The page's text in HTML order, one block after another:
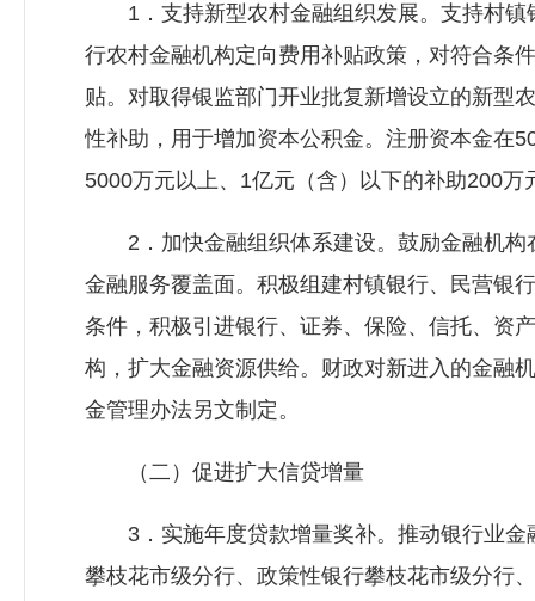
1．支持新型农村金融组织发展。支持村镇
行农村金融机构定向费用补贴政策，对符合条
贴。对取得银监部门开业批复新增设立的新型
性补助，用于增加资本公积金。注册资本金在
5000万元以上、1亿元（含）以下的补助200
2．加快金融组织体系建设。鼓励金融机构
金融服务覆盖面。积极组建村镇银行、民营银
条件，积极引进银行、证券、保险、信托、资
构，扩大金融资源供给。财政对新进入的金融
金管理办法另文制定。
（二）促进扩大信贷增量
3．实施年度贷款增量奖补。推动银行业金
攀枝花市级分行、政策性银行攀枝花市级分行